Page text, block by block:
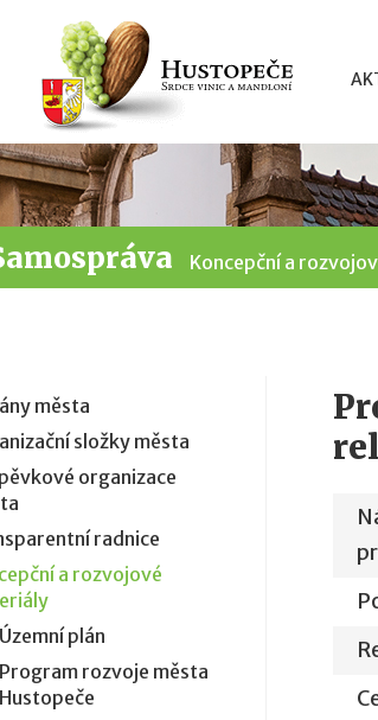
Koncepční a
města
složky města
organizace
radnice
a rozvojové
Územní plán
Program rozvoje města
Hustopeče